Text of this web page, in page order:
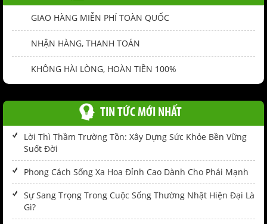
GIAO HÀNG MIỄN PHÍ TOÀN QUỐC
NHẬN HÀNG, THANH TOÁN
KHÔNG HÀI LÒNG, HOÀN TIỀN 100%
TIN TỨC MỚI NHẤT
Lời Thì Thầm Trường Tồn: Xây Dựng Sức Khỏe Bền Vững
Suốt Đời
Phong Cách Sống Xa Hoa Đỉnh Cao Dành Cho Phái Mạnh
Sự Sang Trọng Trong Cuộc Sống Thường Nhật Hiện Đại Là
Gì?